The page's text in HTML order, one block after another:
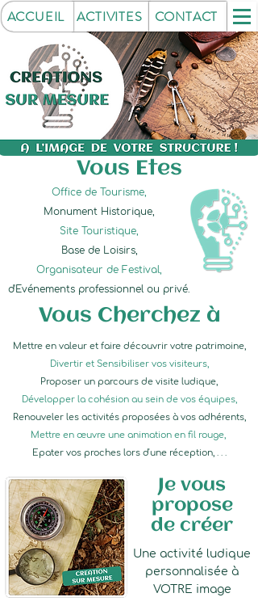
ACTIVITES CONTACT
ACCUEIL
Vous Etes
Office de Tourisme,
Monument Historique,
Site Touristique,
Base de Loisirs,
Organisateur de Festival,
d'Evénements professionnel ou privé.
Vous Cherchez à
Mettre en valeur et faire découvrir votre patrimoine,
Divertir et Sensibiliser vos visiteurs,
Proposer un parcours de visite ludique,
Développer la cohésion au sein de vos équipes,
Renouveler les activités proposées à vos adhérents,
Mettre en œuvre une animation en fil rouge,
Epater vos proches lors d'une réception, . . .
Je vous
propose
de créer
Une activité ludique
personnalisée à
VOTRE image